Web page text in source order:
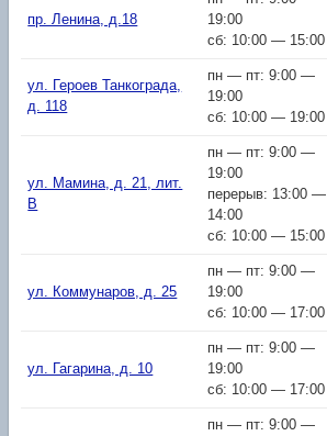
пр. Ленина, д.18
19:00
сб: 10:00 — 15:00
ул. Героев Танкограда,
д. 118
пн — пт: 9:00 —
19:00
сб: 10:00 — 19:00
ул. Мамина, д. 21, лит.
В
пн — пт: 9:00 —
19:00
перерыв: 13:00 —
14:00
сб: 10:00 — 15:00
ул. Коммунаров, д. 25
пн — пт: 9:00 —
19:00
сб: 10:00 — 17:00
ул. Гагарина, д. 10
пн — пт: 9:00 —
19:00
сб: 10:00 — 17:00
пн — пт: 9:00 —